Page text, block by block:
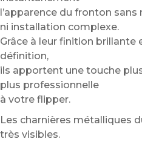
l’apparence du fronton
ni installation complexe.
Grâce à leur finition
définition,
ils apportent une touche
plus professionnelle
à votre flipper.
Les charnières métalliques
très visibles.